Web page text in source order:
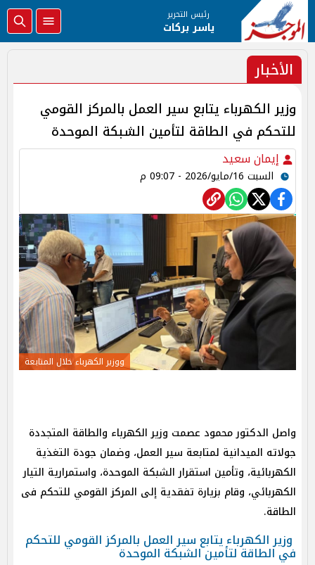
رئيس التحرير
ياسر بركات
الأخبار
وزير الكهرباء يتابع سير العمل بالمركز القومي
للتحكم في الطاقة لتأمين الشبكة الموحدة
إيمان سعيد
السبت 16/مايو/2026 - 09:07 م
ووزير الكهرباء خلال المتابعة
واصل الدكتور محمود عصمت وزير ‏‎الكهرباء والطاقة المتجددة
جولاته الميدانية لمتابعة سير العمل، وضمان جودة التغذية
الكهربائية، وتأمين استقرار الشبكة الموحدة، واستمرارية التيار
الكهربائي، وقام بزيارة تفقدية إلى المركز القومي للتحكم فى
الطاقة.
وزير الكهرباء يتابع سير العمل بالمركز القومي للتحكم
في الطاقة لتأمين الشبكة الموحدة